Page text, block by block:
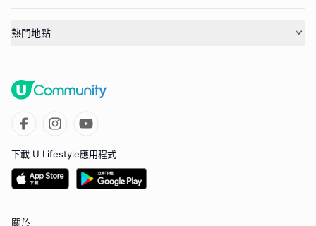
熱門地點
下載 U Lifestyle應用程式
關於